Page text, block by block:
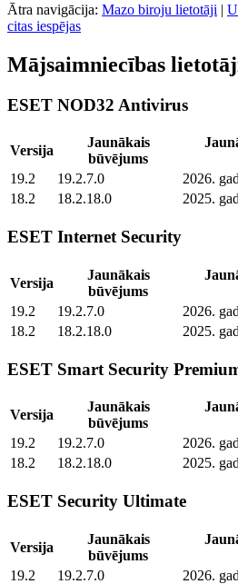
Ātra navigācija: Mazo biroju lietotāji |
citas iespējas
Mājsaimniecības
ESET NOD32 Antivirus
Versija
Jaunākais
būvējums
19.2
19.2.7.0
2026.
18.2
18.2.18.0 2025.
ESET Internet Security
Versija
Jaunākais
būvējums
19.2
19.2.7.0
2026.
18.2
18.2.18.0 2025.
ESET Smart Security
Versija
Jaunākais
būvējums
19.2
19.2.7.0
2026.
18.2
18.2.18.0 2025.
ESET Security Ultimate
Versija
Jaunākais
būvējums
19.2
19.2.7.0
2026.